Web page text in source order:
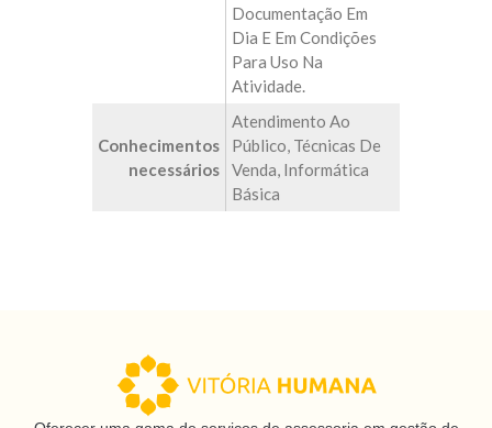
Documentação Em
Dia E Em Condições
Para Uso Na
Atividade.
Conhecimentos
necessários
Atendimento Ao
Público, Técnicas De
Venda, Informática
Básica